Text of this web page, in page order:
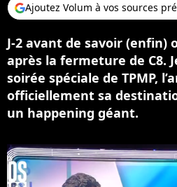
Ajoutez Volum à vos sources
J-2 avant de savoir (enfin)
après la fermeture de C8.
soirée spéciale de TPMP,
officiellement sa
un happening géant.